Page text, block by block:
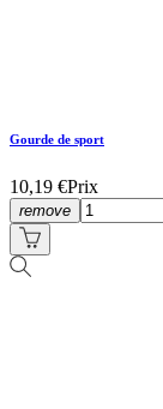
Gourde de sport
10,19 €Prix
remove